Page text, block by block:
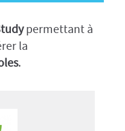
permettant à
la
.